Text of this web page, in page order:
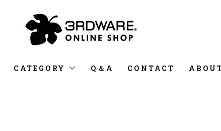
CATEGORY Q＆A CONTACT